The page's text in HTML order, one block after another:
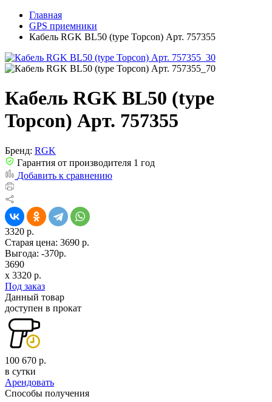
Главная
GPS приемники
Кабель RGK BL50 (type Topcon) Арт. 757355
Кабель RGK BL50 (type
Topcon) Арт. 757355
Бренд: RGK
Гарантия от производителя 1 год
Добавить к сравнению
3320 р.
Старая цена: 3690 р.
Выгода: -370р.
3690
x 3320 р.
Под заказ
Данный товар
доступен в прокат
100 670 р.
в сутки
Арендовать
Способы получения